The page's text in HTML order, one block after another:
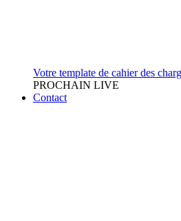
Votre template de cahier des
PROCHAIN LIVE
Contact